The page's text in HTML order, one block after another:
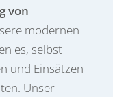
von
modernen
es, selbst
und Einsätzen
Unser